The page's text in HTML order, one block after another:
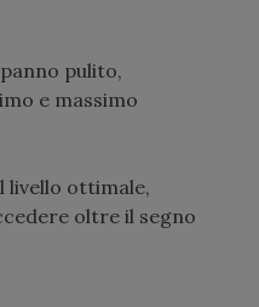
pulito,
e massimo
livello ottimale,
oltre il segno